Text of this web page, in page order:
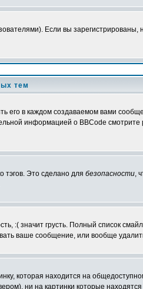
Если вы зарегистрированы,
тем
его в каждом создаваемом вами
информацией о BBCode смотрите
тэгов. Это сделано для безопасности,
:( значит грусть. Полный список
ваше сообщение, или вообще
которая находится на
ни на картинки которые